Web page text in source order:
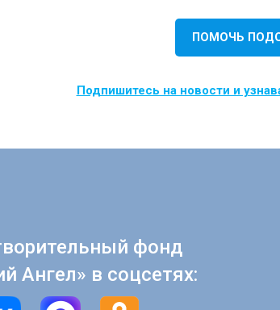
ПОМОЧЬ
Подпишитесь на новости и
фонд
Ангел» в соцсетях: